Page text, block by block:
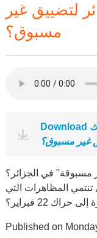
لتضييق غير
مسبوق؟
Download
غير مسبوق؟
مسبوقة" في الجزائر؟
تنتمي المظاهرات التي
22 فبراير؟
Published on